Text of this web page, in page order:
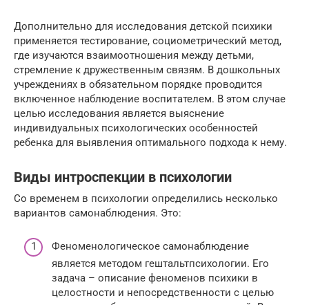
Дополнительно для исследования детской психики
применяется тестирование, социометрический метод,
где изучаются взаимоотношения между детьми,
стремление к дружественным связям. В дошкольных
учреждениях в обязательном порядке проводится
включенное наблюдение воспитателем. В этом случае
целью исследования является выяснение
индивидуальных психологических особенностей
ребенка для выявления оптимального подхода к нему.
Виды интроспекции в психологии
Со временем в психологии определились несколько
вариантов самонаблюдения. Это:
Феноменологическое самонаблюдение
является методом гештальтпсихологии. Его
задача – описание феноменов психики в
целостности и непосредственности с целью